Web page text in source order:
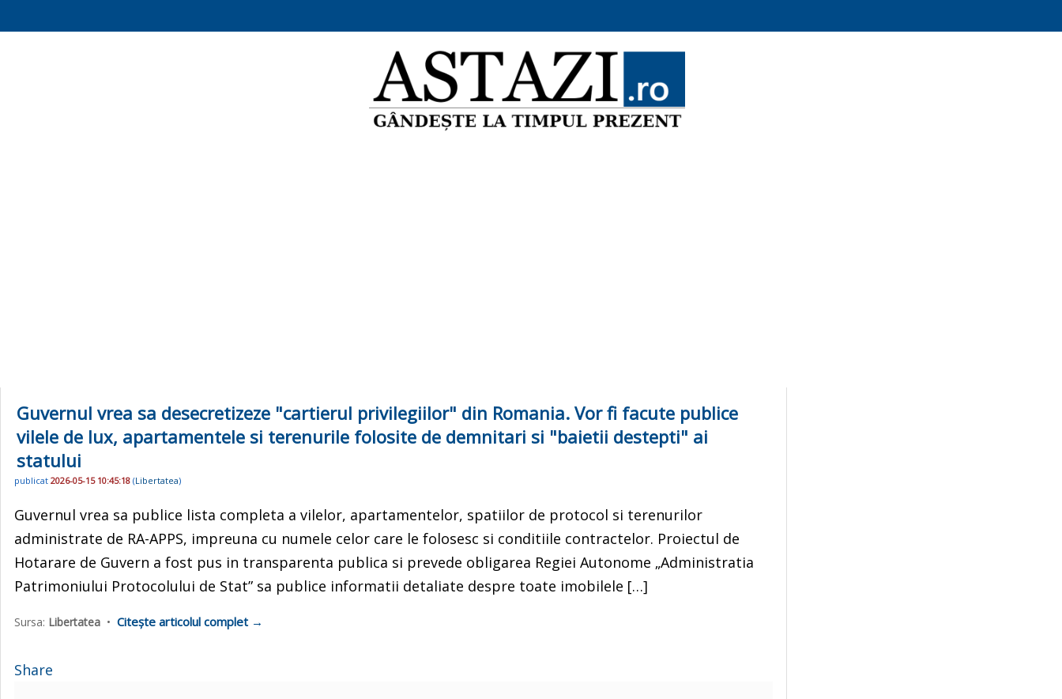
Guvernul vrea sa desecretizeze "cartierul privilegiilor" din Romania. Vor fi facute publice
vilele de lux, apartamentele si terenurile folosite de demnitari si "baietii destepti" ai
statului
publicat 2026-05-15 10:45:18 (Libertatea)
Guvernul vrea sa publice lista completa a vilelor, apartamentelor, spatiilor de protocol si terenurilor
administrate de RA-APPS, impreuna cu numele celor care le folosesc si conditiile contractelor. Proiectul de
Hotarare de Guvern a fost pus in transparenta publica si prevede obligarea Regiei Autonome „Administratia
Patrimoniului Protocolului de Stat” sa publice informatii detaliate despre toate imobilele […]
Sursa: Libertatea • Citește articolul complet →
Share